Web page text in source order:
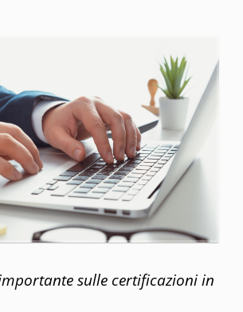
sulle certificazioni in